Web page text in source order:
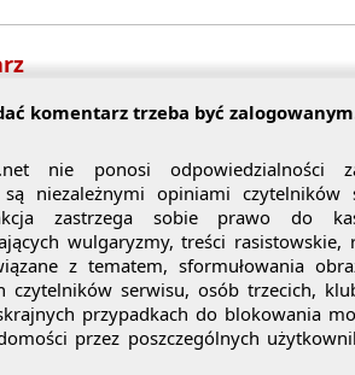
komentarz trzeba być
nie ponosi odpowiedzialności
niezależnymi opiniami czytelników
zastrzega sobie prawo do
wulgaryzmy, treści rasistowskie,
z tematem, sformułowania
czytelników serwisu, osób trzecich,
przypadkach do blokowania
przez poszczególnych